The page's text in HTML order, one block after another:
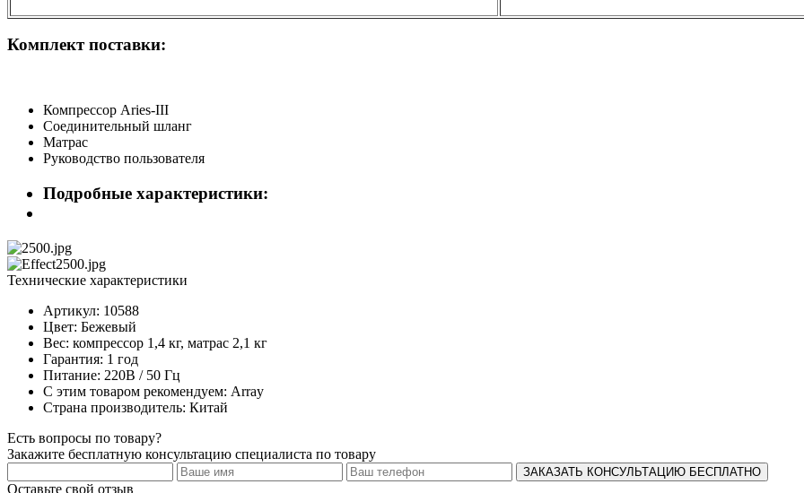
Комплект поставки:
Компрессор Aries-III
Соединительный шланг
Матрас
Руководство пользователя
Подробные характеристики:
Технические характеристики
Артикул: 10588
Цвет: Бежевый
Вес: компрессор 1,4 кг, матрас 2,1 кг
Гарантия: 1 год
Питание: 220В / 50 Гц
С этим товаром рекомендуем: Array
Страна производитель: Китай
Есть вопросы по товару?
Закажите бесплатную консультацию специалиста по товару
ЗАКАЗАТЬ КОНСУЛЬТАЦИЮ БЕСПЛАТНО
Оставьте свой отзыв